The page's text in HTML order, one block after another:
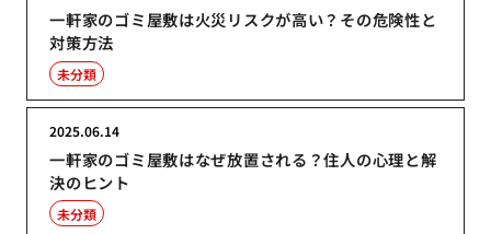
一軒家のゴミ屋敷は火災リスクが高い？その危険性と
対策方法
未分類
一軒家のゴミ屋敷はなぜ放置される？住人の心理と解
決のヒント
2025.06.14
未分類